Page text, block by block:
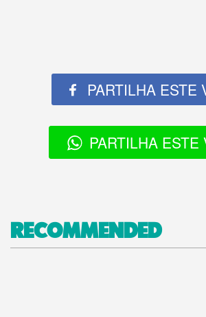
PARTILHA ESTE
PARTILHA ESTE
RECOMMENDED